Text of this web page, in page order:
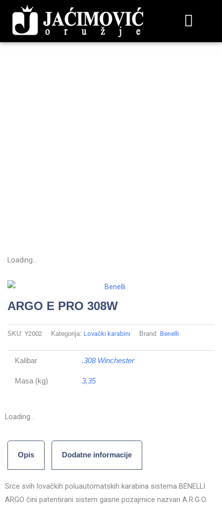
Loading...
ARGO E PRO 308W
SKU: Y2002 Kategorija: Lovački karabini Brand: Benelli
Kalibar .308 Winchester
Masa (kg) 3,35
Loading...
Opis Dodatne informacije
Srce svih lovačkih poluautomatskih karabina sistema BENELLI
ARGO čini patentirani sistem gasne pozajmice nazvan A.R.G.O.